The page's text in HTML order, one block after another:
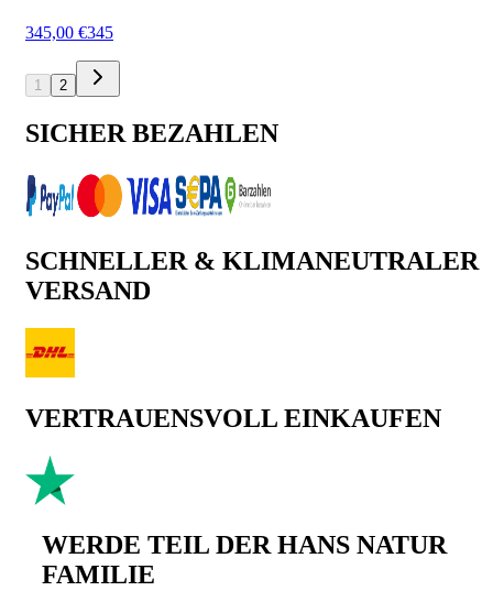
345,00 €345
1 2
SICHER BEZAHLEN
SCHNELLER & KLIMANEUTRALER
VERSAND
VERTRAUENSVOLL EINKAUFEN
WERDE TEIL DER HANS NATUR
FAMILIE